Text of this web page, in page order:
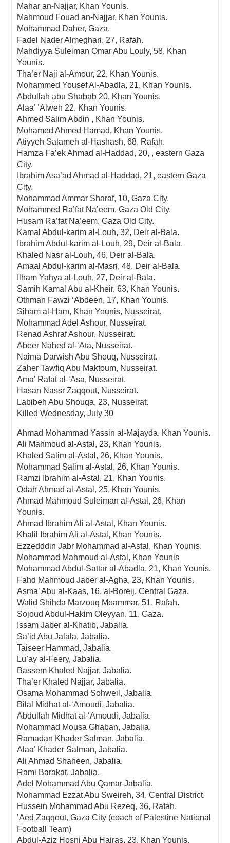
Mahar an-Najjar, Khan Younis.
Mahmoud Fouad an-Najjar, Khan Younis.
Mohammad Daher, Gaza.
Fadel Nader Almeghari, 27, Rafah.
Mahdiyya Suleiman Omar Abu Louly, 58, Khan
Younis.
Tha’er Naji al-Amour, 22, Khan Younis.
Mohammed Yousef Al-Abadla, 21, Khan Younis.
Abdullah abu Shabab 20, Khan Younis.
Alaa’ ’Alweh 22, Khan Younis.
Ahmed Salim Abdin , Khan Younis.
Mohamed Ahmed Hamad, Khan Younis.
Atiyyeh Salameh al-Hashash, 68, Rafah.
Hamza Fa’ek Ahmad al-Haddad, 20, , eastern Gaza
City.
Ibrahim Asa’ad Ahmad al-Haddad, 21, eastern Gaza
City.
Mohammad Ammar Sharaf, 10, Gaza City.
Mohammed Ra’fat Na’eem, Gaza Old City.
Husam Ra’fat Na’eem, Gaza Old City.
Kamal Abdul-karim al-Louh, 32, Deir al-Bala.
Ibrahim Abdul-karim al-Louh, 29, Deir al-Bala.
Khaled Nasr al-Louh, 46, Deir al-Bala.
Amaal Abdul-karim al-Masri, 48, Deir al-Bala.
Ilham Yahya al-Louh, 27, Deir al-Bala.
Samih Kamal Abu al-Kheir, 63, Khan Younis.
Othman Fawzi ‘Abdeen, 17, Khan Younis.
Siham al-Ham, Khan Younis, Nusseirat.
Mohammad Adel Ashour, Nusseirat.
Renad Ashraf Ashour, Nusseirat.
Abeer Nahed al-‘Ata, Nusseirat.
Naima Darwish Abu Shouq, Nusseirat.
Zaher Tawfiq Abu Maktoum, Nusseirat.
Ama’ Rafat al-‘Asa, Nusseirat.
Hasan Nassr Zaqqout, Nusseirat.
Labibeh Abu Shouqa, 23, Nusseirat.
Killed Wednesday, July 30
Ahmad Mohammad Yassin al-Majayda, Khan Younis.
Ali Mahmoud al-Astal, 23, Khan Younis.
Khaled Salim al-Astal, 26, Khan Younis.
Mohammad Salim al-Astal, 26, Khan Younis.
Ramzi Ibrahim al-Astal, 21, Khan Younis.
Odah Ahmad al-Astal, 25, Khan Younis.
Ahmad Mahmoud Suleiman al-Astal, 26, Khan
Younis.
Ahmad Ibrahim Ali al-Astal, Khan Younis.
Khalil Ibrahim Ali al-Astal, Khan Younis.
Ezzedddin Jabr Mohammad al-Astal, Khan Younis.
Mohammad Mahmoud al-Astal, Khan Younis
Mohammad Abdul-Sattar al-Abadla, 21, Khan Younis.
Fahd Mahmoud Jaber al-Agha, 23, Khan Younis.
Asma’ Abu al-Kaas, 16, al-Boreij, Central Gaza.
Walid Shihda Marzouq Moammar, 51, Rafah.
Sojoud Abdul-Hakim Oleyyan, 11, Gaza.
Issam Jaber al-Khatib, Jabalia.
Sa’id Abu Jalala, Jabalia.
Taiseer Hammad, Jabalia.
Lu’ay al-Feery, Jabalia.
Bassem Khaled Najjar, Jabalia.
Tha’er Khaled Najjar, Jabalia.
Osama Mohammad Sohweil, Jabalia.
Bilal Midhat al-‘Amoudi, Jabalia.
Abdullah Midhat al-‘Amoudi, Jabalia.
Mohammad Mousa Ghaban, Jabalia.
Ramadan Khader Salman, Jabalia.
Alaa’ Khader Salman, Jabalia.
Ali Ahmad Shaheen, Jabalia.
Rami Barakat, Jabalia.
Adel Mohammad Abu Qamar Jabalia.
Mohammad Ezzat Abu Sweireh, 34, Central District.
Hussein Mohammad Abu Rezeq, 36, Rafah.
’Aed Zaqqout, Gaza City (coach of Palestine National
Football Team)
Abdul-Aziz Hosni Abu Hajras, 23, Khan Younis.